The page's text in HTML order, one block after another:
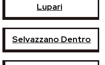
Lupari
Selvazzano Dentro